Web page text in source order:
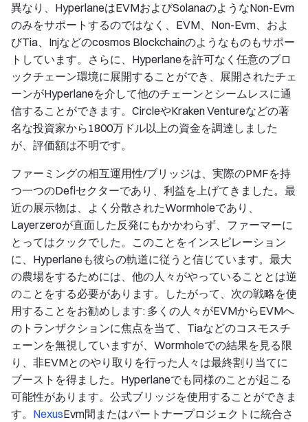
異なり、HyperlaneはEVMおよびSolanaのようなNon-Evm
のみをサポートするのではなく、EVM、Non-Evm、およ
びTia、Injなどのcosmos Blockchainのようなものもサポー
トしています。さらに、Hyperlaneを許可なく任意のブロ
ックチェーン環境に展開することができ、展開されたチェ
ーンがHyperlaneを介して他のチェーンとシームレスに通
信することができます。CircleやKraken Ventureなどの著
名な投資家から1800万ドル以上の資金を調達しました
が、評価額は不明です。
ファーミングの相互運用性/ブリッジは、実際のPMFを持
つ一つのDefiセクターであり、利益を上げてきました。最
近の展示物は、よく分散されたWormholeであり、
Layerzeroが直面した反発にもかかわらず、ファーマーに
とってはクックでした。このことをインスピレーション
に、Hyperlaneも彼らの軌道に従うと信じています。最大
の農場をするためには、他の人々がやっていることとは逆
のことをする必要があります。したがって、次の戦略を使
用することをお勧めします: 多くの人々がEVMからEVMへ
のトランザクションに焦点を当て、Tiaなどのコスモスチ
ェーンを無視していますが、Wormholeでの結果を見る限
り、非EVMとのやり取りを行った人々は最終割り当てに
ブーストを得ました。Hyperlaneでも同様のことが起こる
可能性があります。公式ブリッジを使用することができま
す。 NexusEvm間またはパートナープロジェクトに統合さ